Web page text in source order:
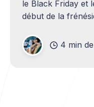
le Black Friday et
début de la
dénicher le
casse-tête.
4 min